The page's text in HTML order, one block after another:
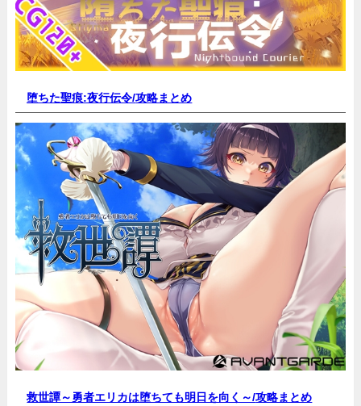
堕ちた聖痕:夜行伝令/攻略まとめ
救世譚～勇者エリカは堕ちても明日を向く～/攻略まとめ